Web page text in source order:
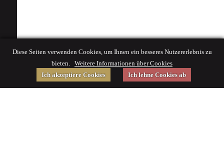
Diese Seiten verwenden Cookies, um Ihnen ein besseres Nutzererlebnis zu
bieten. Weitere Informationen über Cookies
Ich akzeptiere Cookies
Ich lehne Cookies ab